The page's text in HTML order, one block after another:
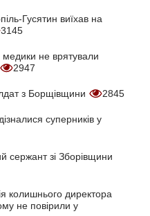
Гусятин виїхав на
3145
не врятували
2947
з Борщівщини 2845
суперників у
сержант зі Зборівщини
колишнього директора
не повірили у